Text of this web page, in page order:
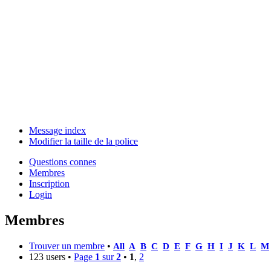
Message index
Modifier la taille de la police
Questions connes
Membres
Inscription
Login
Membres
Trouver un membre • All A B C D E F G H I J K L M
123 users • Page 1 sur2 • 1, 2